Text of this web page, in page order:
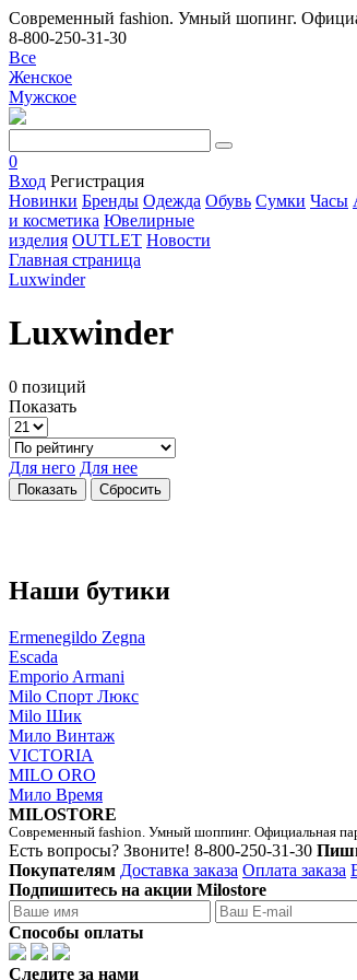
Современный fashion. Умный шопинг.
8-800-250-31-30
Все
Женское
Мужское
0
Вход Регистрация
Новинки Бренды Одежда Обувь Сумки Часы
и косметика Ювелирные
изделия OUTLET Новости
Главная страница
Luxwinder
Luxwinder
0 позиций
Показать
Для него Для нее
Наши бутики
Ermenegildo Zegna
Escada
Emporio Armani
Milo Спорт Люкс
Milo Шик
Мило Винтаж
VICTORIA
MILO ORO
Мило Время
MILOSTORE
Современный fashion. Умный шоппинг. Официальная
Есть вопросы? Звоните! 8-800-250-31-30
Покупателям Доставка заказа Оплата заказа
Подпишитесь на акции Milostore
Способы оплаты
Следите за нами